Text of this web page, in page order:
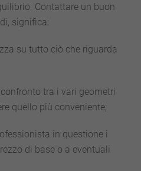
Contattare un buon
significa:
su tutto ciò che riguarda
tra i vari geometri
quello più conveniente;
in questione i
di base o a eventuali